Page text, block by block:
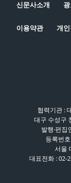
신문사소개
이용약관 개
협력기관 :
대구 수성구
발행·편
등록번
서울
대표전화 : 02-